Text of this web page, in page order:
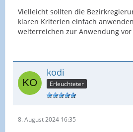
Vielleicht sollten die
klaren Kriterien einfach
weiterreichen zur Anwendung vor
kodi
Erleuchteter
8. August 2024 16:35